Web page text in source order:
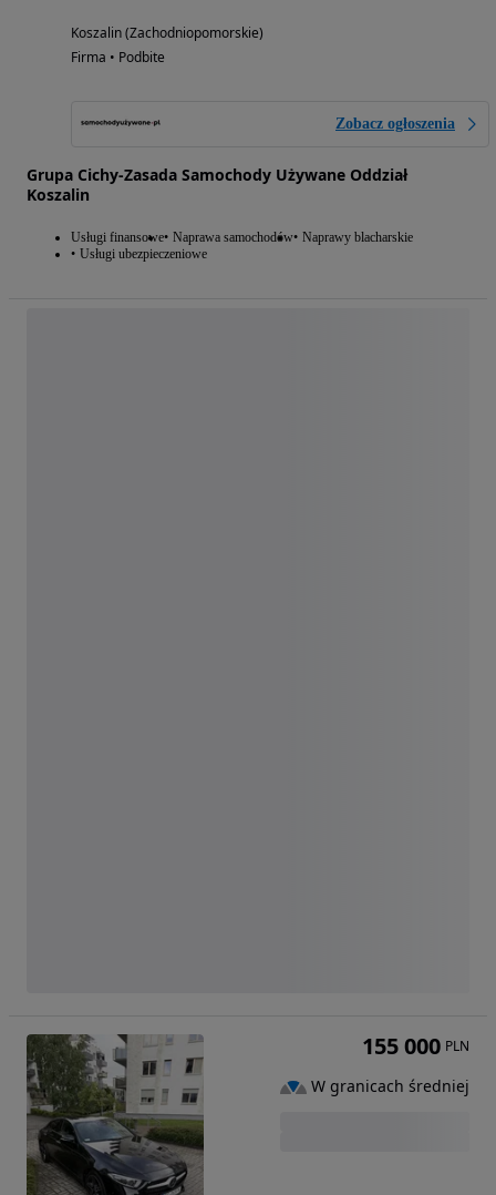
Koszalin (Zachodniopomorskie)
Firma • Podbite
Zobacz ogłoszenia
Grupa Cichy-Zasada Samochody Używane Oddział
Koszalin
Usługi finansowe Naprawa samochodów Naprawy blacharskie
Usługi ubezpieczeniowe
155 000 PLN
W granicach średniej